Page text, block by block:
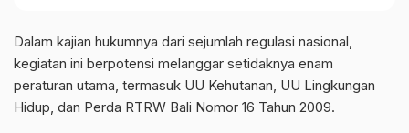
Dalam kajian hukumnya dari sejumlah regulasi nasional,
kegiatan ini berpotensi melanggar setidaknya enam
peraturan utama, termasuk UU Kehutanan, UU Lingkungan
Hidup, dan Perda RTRW Bali Nomor 16 Tahun 2009.